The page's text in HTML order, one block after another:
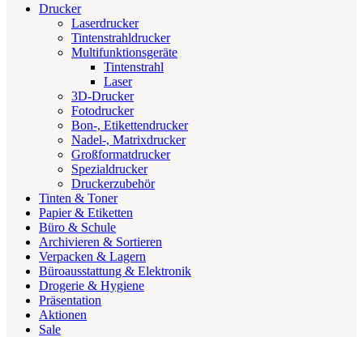
Drucker
Laserdrucker
Tintenstrahldrucker
Multifunktionsgeräte
Tintenstrahl
Laser
3D-Drucker
Fotodrucker
Bon-, Etikettendrucker
Nadel-, Matrixdrucker
Großformatdrucker
Spezialdrucker
Druckerzubehör
Tinten & Toner
Papier & Etiketten
Büro & Schule
Archivieren & Sortieren
Verpacken & Lagern
Büroausstattung & Elektronik
Drogerie & Hygiene
Präsentation
Aktionen
Sale